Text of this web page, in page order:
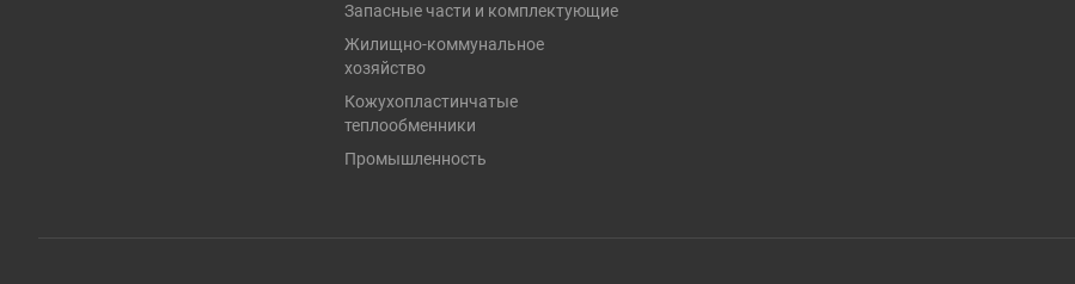
Запасные части и комплектующие
Жилищно-коммунальное
хозяйство
Кожухопластинчатые
теплообменники
Промышленность